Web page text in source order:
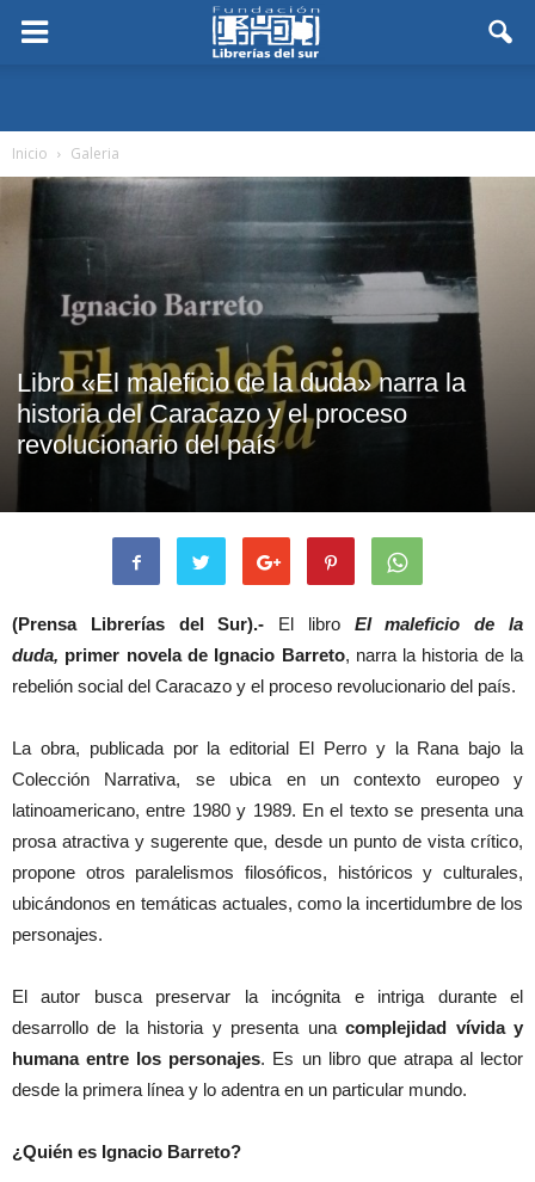
Inicio Galeria
Libro «El maleficio de la duda» narra la
historia del Caracazo y el proceso
revolucionario del país
(Prensa Librerías del Sur).- El libro El maleficio de la
duda, primer novela de Ignacio Barreto, narra la historia de la
rebelión social del Caracazo y el proceso revolucionario del país.
La obra, publicada por la editorial El Perro y la Rana bajo la
Colección Narrativa, se ubica en un contexto europeo y
latinoamericano, entre 1980 y 1989. En el texto se presenta una
prosa atractiva y sugerente que, desde un punto de vista crítico,
propone otros paralelismos filosóficos, históricos y culturales,
ubicándonos en temáticas actuales, como la incertidumbre de los
personajes.
El autor busca preservar la incógnita e intriga durante el
desarrollo de la historia y presenta unacomplejidad vívida y
humana entre los personajes. Es un libro que atrapa al lector
desde la primera línea y lo adentra en un particular mundo.
¿Quién es Ignacio Barreto?